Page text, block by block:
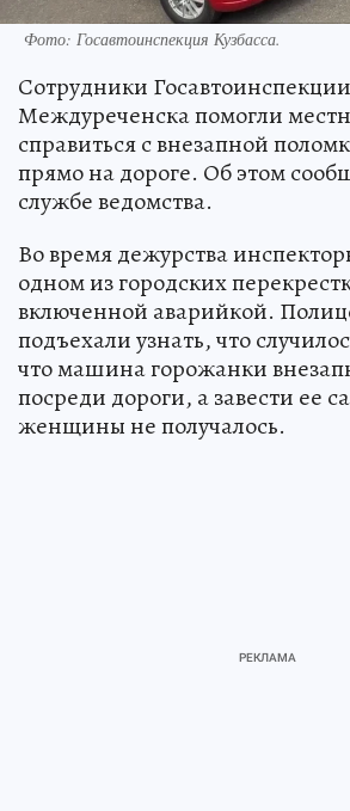
Фото: Госавтоинспекция Кузбасса.
Сотрудники Госавтоинспекции
Междуреченска помогли
справиться с внезапной
прямо на дороге. Об этом
службе ведомства.
Во время дежурства
одном из городских
включенной аварийкой.
подъехали узнать, что
что машина горожанки
посреди дороги, а завести ее
женщины не получалось.